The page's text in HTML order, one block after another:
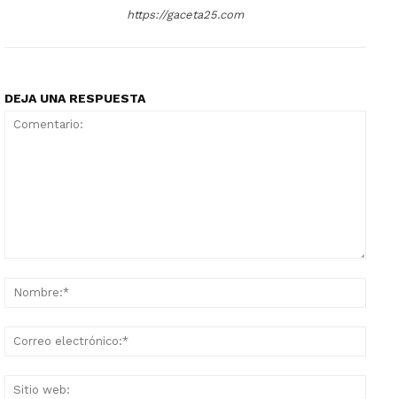
https://gaceta25.com
DEJA UNA RESPUESTA